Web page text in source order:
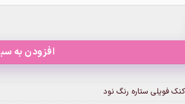
رنگ نود عدد
افزودن به
فویلی ستاره رنگ نود